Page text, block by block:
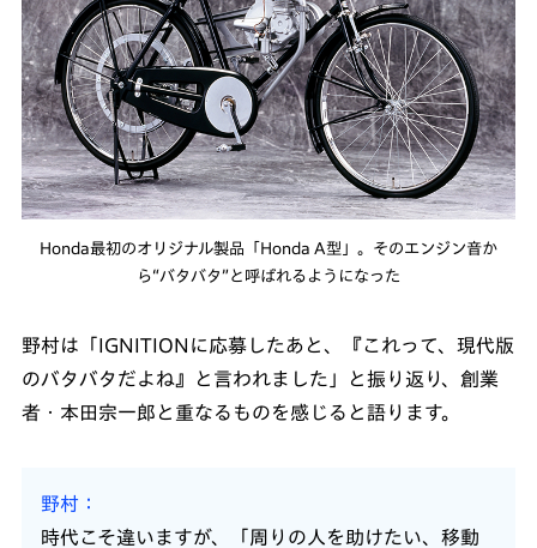
Honda最初のオリジナル製品「Honda A型」。そのエンジン音か
ら“バタバタ”と呼ばれるようになった
野村は「IGNITIONに応募したあと、『これって、現代版
のバタバタだよね』と言われました」と振り返り、創業
者・本田宗一郎と重なるものを感じると語ります。
野村
時代こそ違いますが、「周りの人を助けたい、移動